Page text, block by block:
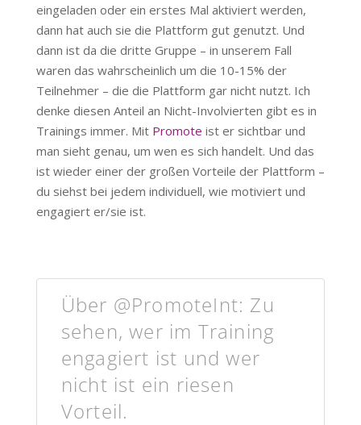
eingeladen oder ein erstes Mal aktiviert werden,
dann hat auch sie die Plattform gut genutzt. Und
dann ist da die dritte Gruppe – in unserem Fall
waren das wahrscheinlich um die 10-15% der
Teilnehmer – die die Plattform gar nicht nutzt. Ich
denke diesen Anteil an Nicht-Involvierten gibt es in
Trainings immer. Mit Promote ist er sichtbar und
man sieht genau, um wen es sich handelt. Und das
ist wieder einer der großen Vorteile der Plattform –
du siehst bei jedem individuell, wie motiviert und
engagiert er/sie ist.
Über @PromoteInt: Zu
sehen, wer im Training
engagiert ist und wer
nicht ist ein riesen
Vorteil.